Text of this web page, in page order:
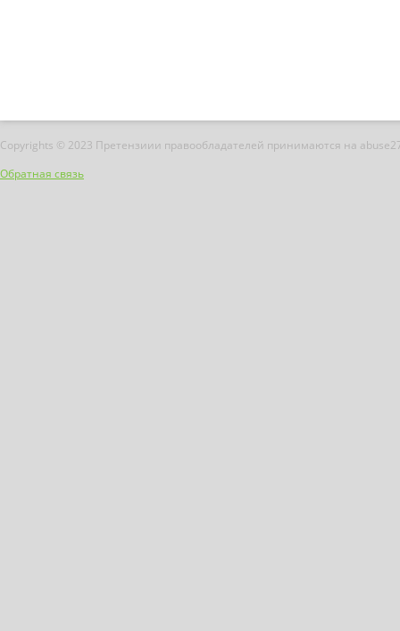
Copyrights © 2023 Претензиии правообладателей принимаются на
Обратная связь